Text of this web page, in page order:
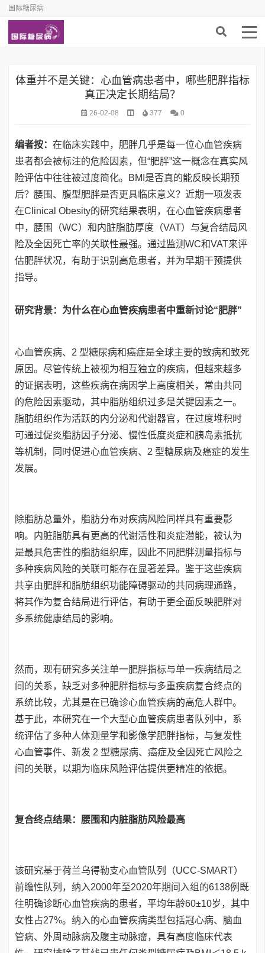
国际糖尿病
体重并不是关键：心血管病患者中，哪些肥胖指标
真正决定长期结局？
26-02-08 377 0
编者按： 在临床实践中，肥胖几乎是每一位心血管疾病
患者都会被标注的危险因素，但“肥胖”这一概念在真实风
险评估中往往被过度简化。BMI是否真的能反映长期预
后？腰围、腹型肥胖是否更具临床意义？近期一项发表
在Clinical Obesity的研究结果表明，在心血管疾病患者
中，腰围（WC）和内脏脂肪厚度（VAT）与复合结局风
险及全因死亡率的关联性最强。通过监测WC和VAT来评
估肥胖状况，有助于识别高危患者，并为早期干预提供
指导。
研究背景：为什么在心血管疾病患者中重新讨论“肥胖”
心血管疾病、2 型糖尿病和癌症是全球主要的致病和致死
原因。尽管传统上被视为相互独立的疾病，但越来越多
的证据表明，这些疾病在病因学上高度相关，常由共同
的危险因素驱动，其中脂肪组织过多是关键因素之一。
脂肪组织作为活跃的内分泌和代谢器官，在过度堆积时
可通过促炎脂肪因子分泌、慢性低度炎症和胰岛素抵抗
等机制，同时促进心血管疾病、2 型糖尿病及癌症的发生
发展。
除脂肪总量外，脂肪分布对疾病风险同样具有重要影
响。内脏脂肪具有更高的代谢活性和炎症潜能，被认为
是最具危害性的脂肪组织库，因此不同肥胖测量指标与
多种疾病风险的关联可能存在显著差异。鉴于这些疾病
共享由肥胖和脂肪组织功能障碍驱动的共同病理通路，
将其作为复合结局进行评估，有助于更全面反映肥胖对
多系统健康结局的影响。
然而，现有研究多关注单一肥胖指标与单一疾病结局之
间的关系，缺乏对多种肥胖指标与多重疾病复合终点的
系统比较，尤其是在已确诊心血管疾病的高危人群中。
基于此，本研究在一个大型心血管疾病患者队列中，系
统评估了多种人体测量学和影像学肥胖指标，与复发性
心血管事件、新发 2 型糖尿病、癌症及全因死亡风险之
间的关联，以期为临床风险评估提供更精准的依据。
复合终点结果：腰围和内脏脂肪风险最高
该研究基于荷兰乌得勒支心血管队列（UCC-SMART）
前瞻性队列，纳入2000年至2020年期间入组的6138例既
往明确诊断心血管疾病的患者，平均年龄60±10岁，其中
女性占27%。纳入的心血管疾病类型包括冠心病、脑血
管病、外周动脉病及腹主动脉瘤，具有高度临床代表